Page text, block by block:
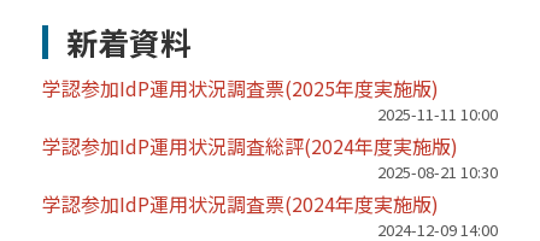
新着資料
学認参加IdP運用状況調査票(2025年度実施版)
2025-11-11 10:00
学認参加IdP運用状況調査総評(2024年度実施版)
2025-08-21 10:30
学認参加IdP運用状況調査票(2024年度実施版)
2024-12-09 14:00